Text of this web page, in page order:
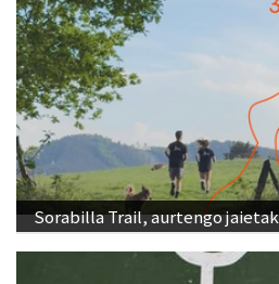
Sorabilla Trail, aurtengo